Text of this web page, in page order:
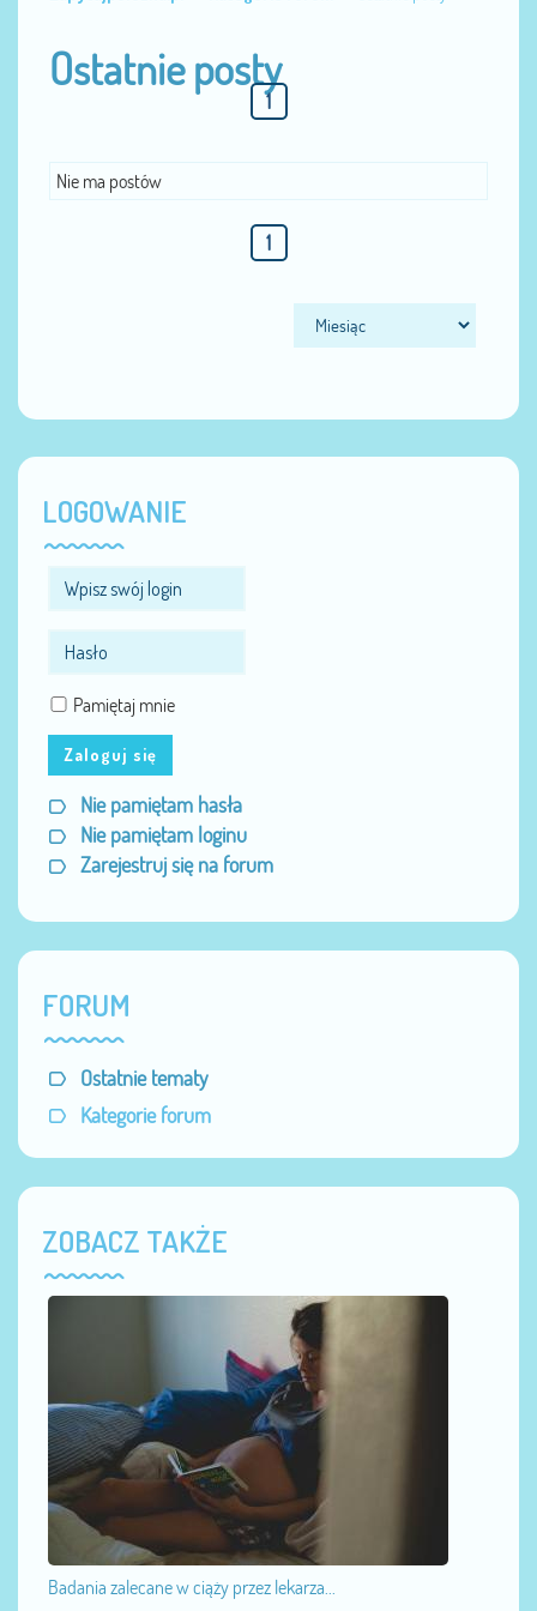
Ostatnie posty
1
Nie ma postów
1
LOGOWANIE
Pamiętaj mnie
Zaloguj się
Nie pamiętam hasła
Nie pamiętam loginu
Zarejestruj się na forum
FORUM
Ostatnie tematy
Kategorie forum
ZOBACZ TAKŻE
Badania zalecane w ciąży przez lekarza...